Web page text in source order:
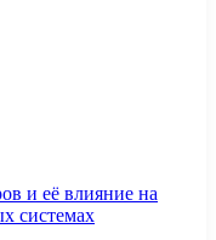
и её влияние на
системах